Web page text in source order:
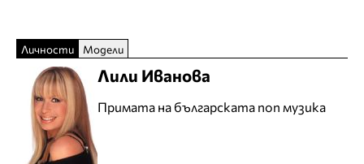
Личности Модели
Лили Иванова
Примата на българската поп музика